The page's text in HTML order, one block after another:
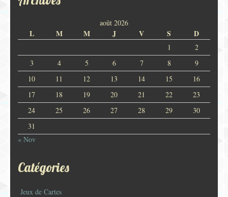
août 2026
L M M J V S D
1
2
3
4 5 6 7 8
9
10
11 12 13 14 15
16
17
18 19 20 21 22
23
24
25 26 27 28 29
30
31
« Nov
Catégories
Jeux de Cartes